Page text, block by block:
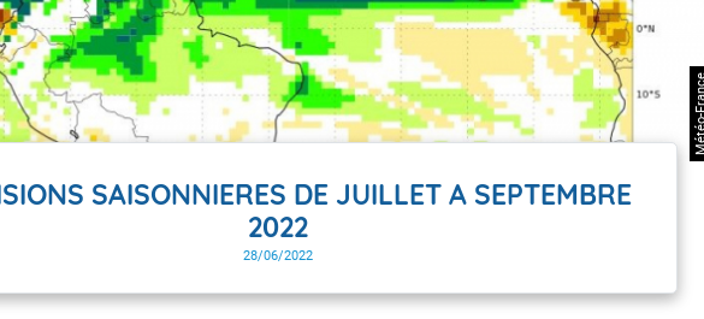
Météo-France
SAISONNIERES DE JUILLET A SEPTEMBRE
2022
28/06/2022
Dès ce lundi 06 juillet, Météo-France déploie une
nouvelle version de son bulletin de surveillance et de
prévision d’échouement de sargasses. Après une
phase de développement technique et de tests, le
de Météo-France fait peau neuve pour offrir des
informations plus claires, plus précises et plus
dans la réalité du terrain. Que vous soyez un acteur
public, un professionnel de la mer ou un citoyen,